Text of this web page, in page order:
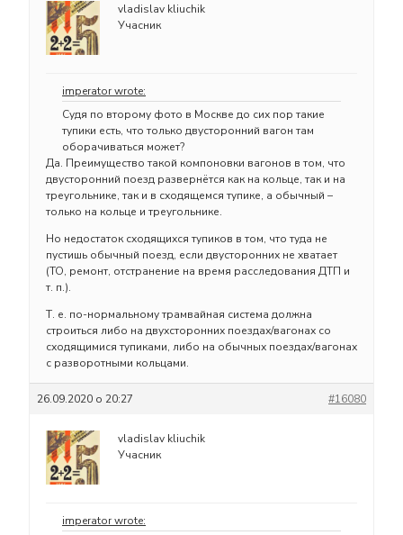
vladislav kliuchik
Учасник
imperator wrote:
Судя по второму фото в Москве до сих пор такие
тупики есть, что только двусторонний вагон там
оборачиваться может?
Да. Преимущество такой компоновки вагонов в том, что
двусторонний поезд развернётся как на кольце, так и на
треугольнике, так и в сходящемся тупике, а обычный –
только на кольце и треугольнике.
Но недостаток сходящихся тупиков в том, что туда не
пустишь обычный поезд, если двусторонних не хватает
(ТО, ремонт, отстранение на время расследования ДТП и
т. п.).
Т. е. по-нормальному трамвайная система должна
строиться либо на двухсторонних поездах/вагонах со
сходящимися тупиками, либо на обычных поездах/вагонах
с разворотными кольцами.
26.09.2020 о 20:27 #16080
vladislav kliuchik
Учасник
imperator wrote: